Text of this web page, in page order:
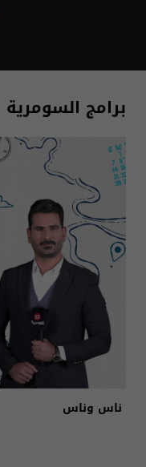
برامج السومرية
ناس وناس